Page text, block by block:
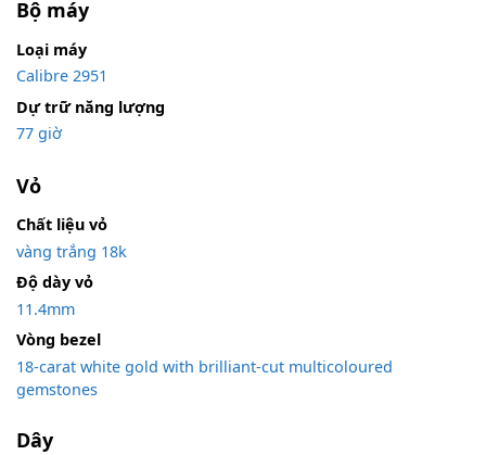
Bộ máy
Loại máy
Calibre 2951
Dự trữ năng lượng
77 giờ
Vỏ
Chất liệu vỏ
vàng trắng 18k
Độ dày vỏ
11.4mm
Vòng bezel
18-carat white gold with brilliant-cut multicoloured
gemstones
Dây